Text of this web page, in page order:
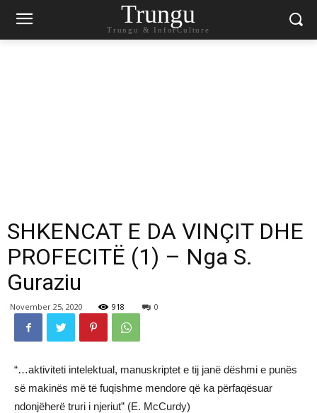
Trungu
Trungu & InforCulture
SHKENCAT E DA VINÇIT DHE
PROFECITË (1) – Nga S.
Guraziu
November 25, 2020 918 0
“…aktiviteti intelektual, manuskriptet e tij janë dëshmi e punës
së makinës më të fuqishme mendore që ka përfaqësuar
ndonjëherë truri i njeriut” (E. McCurdy)